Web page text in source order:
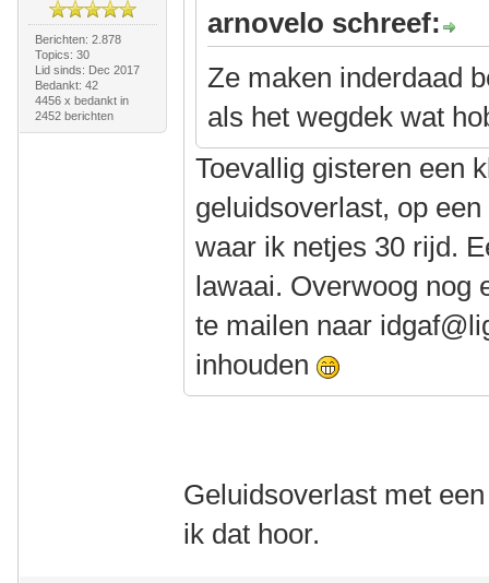
Berichten: 2.878
Topics: 30
Lid sinds: Dec 2017
Bedankt: 42
4456 x bedankt in
2452 berichten
arnovelo schreef:
Ze maken inderdaad
als het wegdek wat
Toevallig gisteren een
geluidsoverlast, op
waar ik netjes 30 rijd.
lawaai. Overwoog nog
te mailen naar
inhouden
Geluidsoverlast met
ik dat hoor.